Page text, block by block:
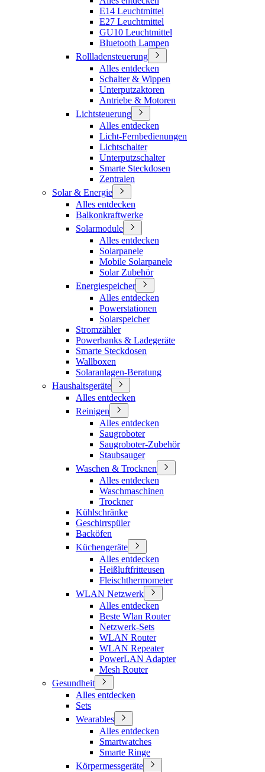
E14 Leuchtmittel
E27 Leuchtmittel
GU10 Leuchtmittel
Bluetooth Lampen
Rollladensteuerung
Alles entdecken
Schalter & Wippen
Unterputzaktoren
Antriebe & Motoren
Lichtsteuerung
Alles entdecken
Licht-Fernbedienungen
Lichtschalter
Unterputzschalter
Smarte Steckdosen
Zentralen
Solar & Energie
Alles entdecken
Balkonkraftwerke
Solarmodule
Alles entdecken
Solarpanele
Mobile Solarpanele
Solar Zubehör
Energiespeicher
Alles entdecken
Powerstationen
Solarspeicher
Stromzähler
Powerbanks & Ladegeräte
Smarte Steckdosen
Wallboxen
Solaranlagen-Beratung
Haushaltsgeräte
Alles entdecken
Reinigen
Alles entdecken
Saugroboter
Saugroboter-Zubehör
Staubsauger
Waschen & Trocknen
Alles entdecken
Waschmaschinen
Trockner
Kühlschränke
Geschirrspüler
Backöfen
Küchengeräte
Alles entdecken
Heißluftfritteusen
Fleischthermometer
WLAN Netzwerk
Alles entdecken
Beste Wlan Router
Netzwerk-Sets
WLAN Router
WLAN Repeater
PowerLAN Adapter
Mesh Router
Gesundheit
Alles entdecken
Sets
Wearables
Alles entdecken
Smartwatches
Smarte Ringe
Körpermessgeräte